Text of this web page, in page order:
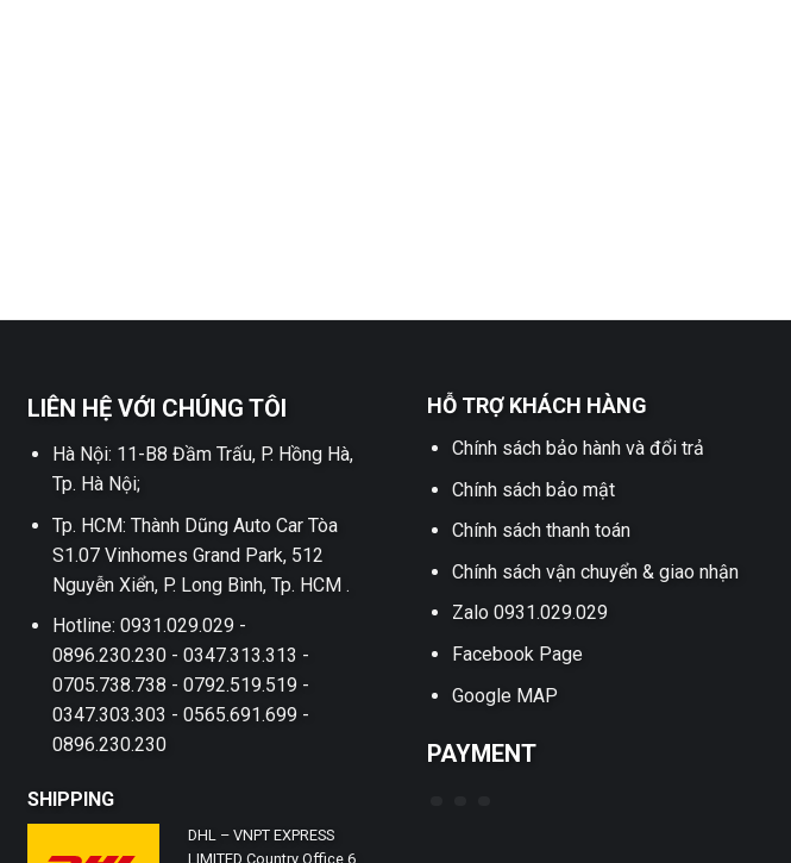
LIÊN HỆ VỚI CHÚNG TÔI
Hà Nội: 11-B8 Đầm Trấu, P. Hồng Hà,
Tp. Hà Nội;
Tp. HCM: Thành Dũng Auto Car Tòa
S1.07 Vinhomes Grand Park, 512
Nguyễn Xiển, P. Long Bình, Tp. HCM .
Hotline: 0931.029.029 -
0896.230.230 - 0347.313.313 -
0705.738.738 - 0792.519.519 -
0347.303.303 - 0565.691.699 -
0896.230.230
SHIPPING
DHL – VNPT EXPRESS
LIMITED Country Office 6
HỖ TRỢ KHÁCH HÀNG
Chính sách bảo hành và đổi trả
Chính sách bảo mật
Chính sách thanh toán
Chính sách vận chuyển & giao nhận
Zalo 0931.029.029
Facebook Page
Google MAP
PAYMENT